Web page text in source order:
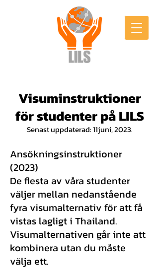
Visuminstruktioner
för studenter på LILS
Senast uppdaterad: 11juni, 2023.
Ansökningsinstruktioner
(2023)
De flesta av våra studenter
väljer mellan nedanstående
fyra visumalternativ för att få
vistas lagligt i Thailand.
Visumalternativen går inte att
kombinera utan du måste
välja ett.